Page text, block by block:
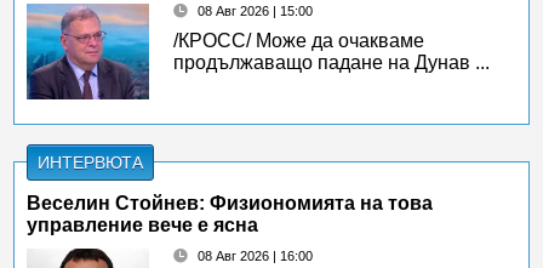
08 Авг 2026 | 15:00
/КРОСС/ Може да очакваме
продължаващо падане на Дунав ...
ИНТЕРВЮТА
Веселин Стойнев: Физиономията на това
управление вече е ясна
08 Авг 2026 | 16:00